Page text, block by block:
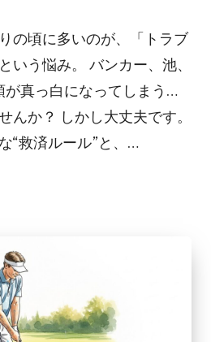
の頃に多いのが、「トラブ
いう悩み。 バンカー、池、
が真っ白になってしまう…
んか？ しかし大丈夫です。
“救済ルール”と、…